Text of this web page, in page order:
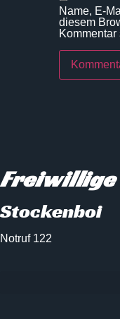
Name, E-
diesem
Kommentar
Stockenboi
Notruf 122